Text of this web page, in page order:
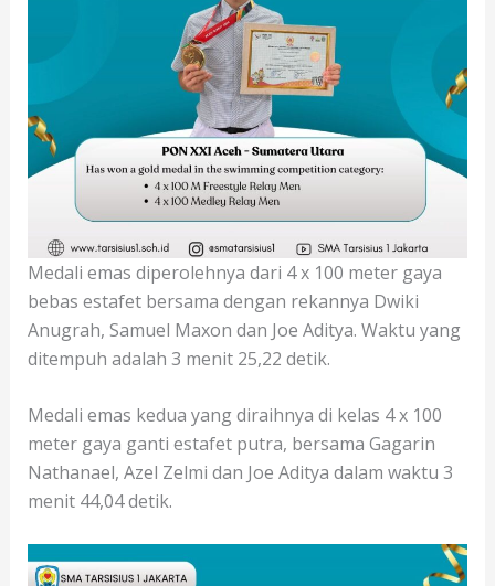
Medali emas diperolehnya dari 4 x 100 meter gaya
bebas estafet bersama dengan rekannya Dwiki
Anugrah, Samuel Maxon dan Joe Aditya. Waktu yang
ditempuh adalah 3 menit 25,22 detik.
Medali emas kedua yang diraihnya di kelas 4 x 100
meter gaya ganti estafet putra, bersama Gagarin
Nathanael, Azel Zelmi dan Joe Aditya dalam waktu 3
menit 44,04 detik.